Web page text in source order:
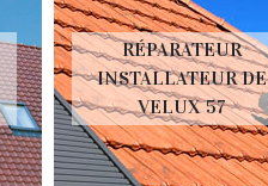
RÉPARATEUR
INSTALLATEUR DE
VELUX 57